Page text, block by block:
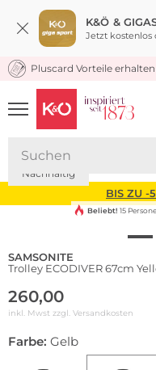
K&Ö &
Jetzt kostenlos
KOSTENLOSER
Pluscard Vorteile erhalten
UNSERE APP
CLICK &
BIS ZU -
Nachhaltig
Beliebt! 15
SAMSONITE
Trolley ECODIVER 67cm
260,00
inkl. Mwst zzgl. Versandkosten
Farbe: Gelb